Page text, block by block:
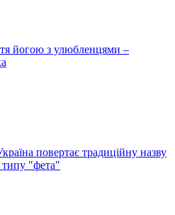
йогою з улюбленцями –
повертає традиційну назву
типу "фета"